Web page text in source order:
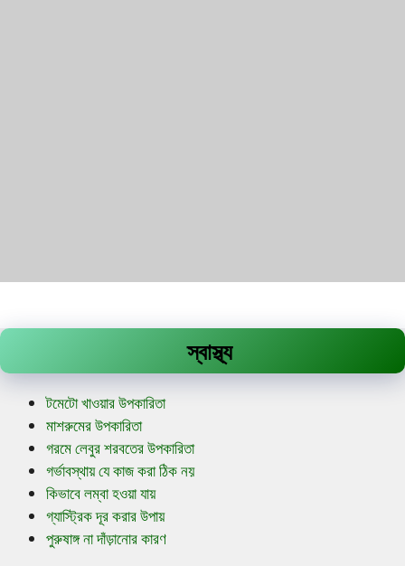
স্বাস্থ্য
টমেটো খাওয়ার উপকারিতা
মাশরুমের উপকারিতা
গরমে লেবুর শরবতের উপকারিতা
গর্ভাবস্থায় যে কাজ করা ঠিক নয়
কিভাবে লম্বা হওয়া যায়
গ্যাস্ট্রিক দূর করার উপায়
পুরুষাঙ্গ না দাঁড়ানোর কারণ